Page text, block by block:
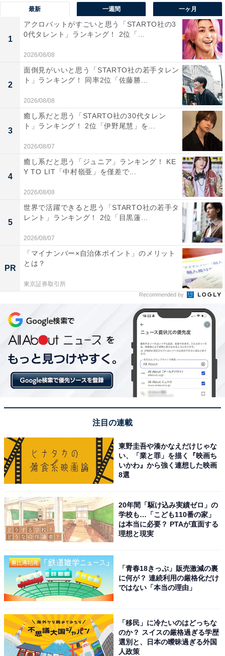
ら、人の流れも昼夜問わずして賑やかで活気のある街だ
なと」（50代女性／茨城県）、「現在の職場だが色々と
おいしいものやヨドバシカメラなどがあるため」（20代
女性／東京都）、「電器屋さんも多く、オフィスやお店
も多く、いつ行っても、人でごった返しています」（50
代女性／埼玉県）といった声がありました。
※回答者のコメントは原文ママです
次ページ
8位までの全ランキング結果を見
1人暮らしで住みたいと思う「つくばエクスプレ
スの駅」ランキング！ 2位「北千住」、1位は？
最新 一週間 一ヶ月
1
アクロバットがすごいと思う「STARTO社の3
0代タレント」ランキング！ 2位「...
2026/08/08
2
面倒見がいいと思う「STARTO社の若手タレン
ト」ランキング！ 同率2位「佐藤勝...
2026/08/08
3
癒し系だと思う「STARTO社の30代タレン
ト」ランキング！ 2位「伊野尾慧」を...
2026/08/07
4
癒し系だと思う「ジュニア」ランキング！ KE
Y TO LIT「中村嶺亜」を僅差で...
2026/08/08
5
世界で活躍できると思う「STARTO社の若手タ
レント」ランキング！ 2位「目黒蓮...
2026/08/07
PR
「マイナンバー×自治体ポイント」のメリット
とは？
東京証券取引所
Recommended by
注目の連載
東野圭吾や湊かなえだけじゃな
い、「業と罪」を描く『映画ち
いかわ』から強く連想した映画
8選
20年間「駆け込み実績ゼロ」の
学校も…「こども110番の家」
は本当に必要？ PTAが直面する
理想と現実
「青春18きっぷ」販売激減の裏
に何が？ 連続利用の厳格化だけ
ではない「本当の理由」
「移民」に冷たいのはどっちな
のか？ スイスの厳格過ぎる学歴
選別と、日本の曖昧過ぎる外国
人政策